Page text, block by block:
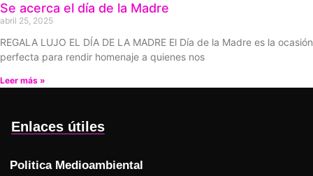
Se acerca el día de la Madre
abril 25, 2025
REGALA LUJO EL DÍA DE LA MADRE El Día de la Madre es la ocasión
perfecta para rendir homenaje a quienes nos
Leer más »
Enlaces útiles
Politica Medioambiental